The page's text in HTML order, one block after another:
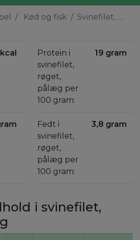
Kød og fisk Svinefilet, røget, pålæg
Protein i
svinefilet,
røget,
pålæg per
100 gram:
19 gram
Fedt i
svinefilet,
røget,
pålæg per
100 gram:
3,8 gram
i svinefilet,